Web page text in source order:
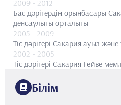
2009 - 2012
Бас дәрігердің орынбасары
денсаулығы орталығы
2005 - 2009
Тіс дәрігері Сакария ауыз және
2002 - 2005
Тіс дәрігері Сакария Гейве
Білім